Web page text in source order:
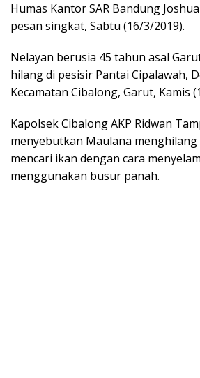
Humas Kantor SAR Bandung
pesan singkat, Sabtu (16/3/2019).
Nelayan berusia 45 tahun asal
hilang di pesisir Pantai Cipalawah,
Kecamatan Cibalong, Garut, Kamis
Kapolsek Cibalong AKP Ridwan
menyebutkan Maulana
mencari ikan dengan cara
menggunakan busur panah.